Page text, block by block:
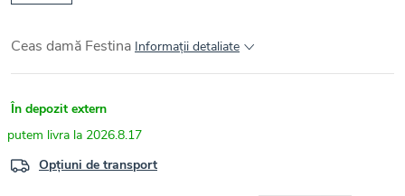
Ceas damă Festina Informaţii detaliate
În depozit extern
2026.8.17
Opțiuni de transport